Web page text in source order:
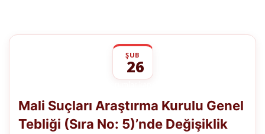
ŞUB
26
Araştırma
Kurulu
Genel
Mali Suçları Araştırma Kurulu Genel
Tebliği (Sıra No: 5)’nde Değişiklik